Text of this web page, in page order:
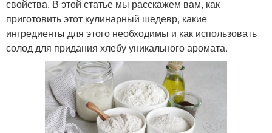
свойства. В этой статье мы расскажем вам, как
приготовить этот кулинарный шедевр, какие
ингредиенты для этого необходимы и как использовать
солод для придания хлебу уникального аромата.